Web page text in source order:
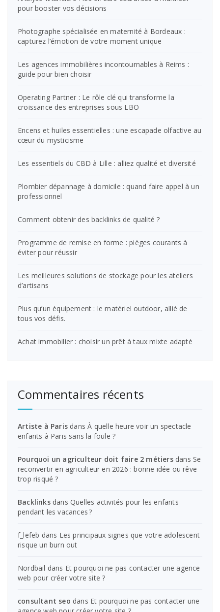
pour booster vos décisions
Photographe spécialisée en maternité à Bordeaux :
capturez l’émotion de votre moment unique
Les agences immobilières incontournables à Reims :
guide pour bien choisir
Operating Partner : Le rôle clé qui transforme la
croissance des entreprises sous LBO
Encens et huiles essentielles : une escapade olfactive au
cœur du mysticisme
Les essentiels du CBD à Lille : alliez qualité et diversité
Plombier dépannage à domicile : quand faire appel à un
professionnel
Comment obtenir des backlinks de qualité ?
Programme de remise en forme : pièges courants à
éviter pour réussir
Les meilleures solutions de stockage pour les ateliers
d’artisans
Plus qu’un équipement : le matériel outdoor, allié de
tous vos défis.
Achat immobilier : choisir un prêt à taux mixte adapté
Commentaires récents
Artiste à Paris dansÀ quelle heure voir un spectacle
enfants à Paris sans la foule ?
Pourquoi un agriculteur doit faire 2 métiersdans Se
reconvertir en agriculteur en 2026 : bonne idée ou rêve
trop risqué ?
BacklinksdansQuelles activités pour les enfants
pendant les vacances ?
f_lefeb dans Les principaux signes que votre adolescent
risque un burn out
Nordbail dans Et pourquoi ne pas contacter une agence
web pour créer votre site ?
consultant seo dans Et pourquoi ne pas contacter une